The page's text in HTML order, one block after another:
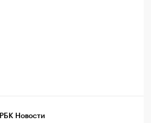
РБК Новости